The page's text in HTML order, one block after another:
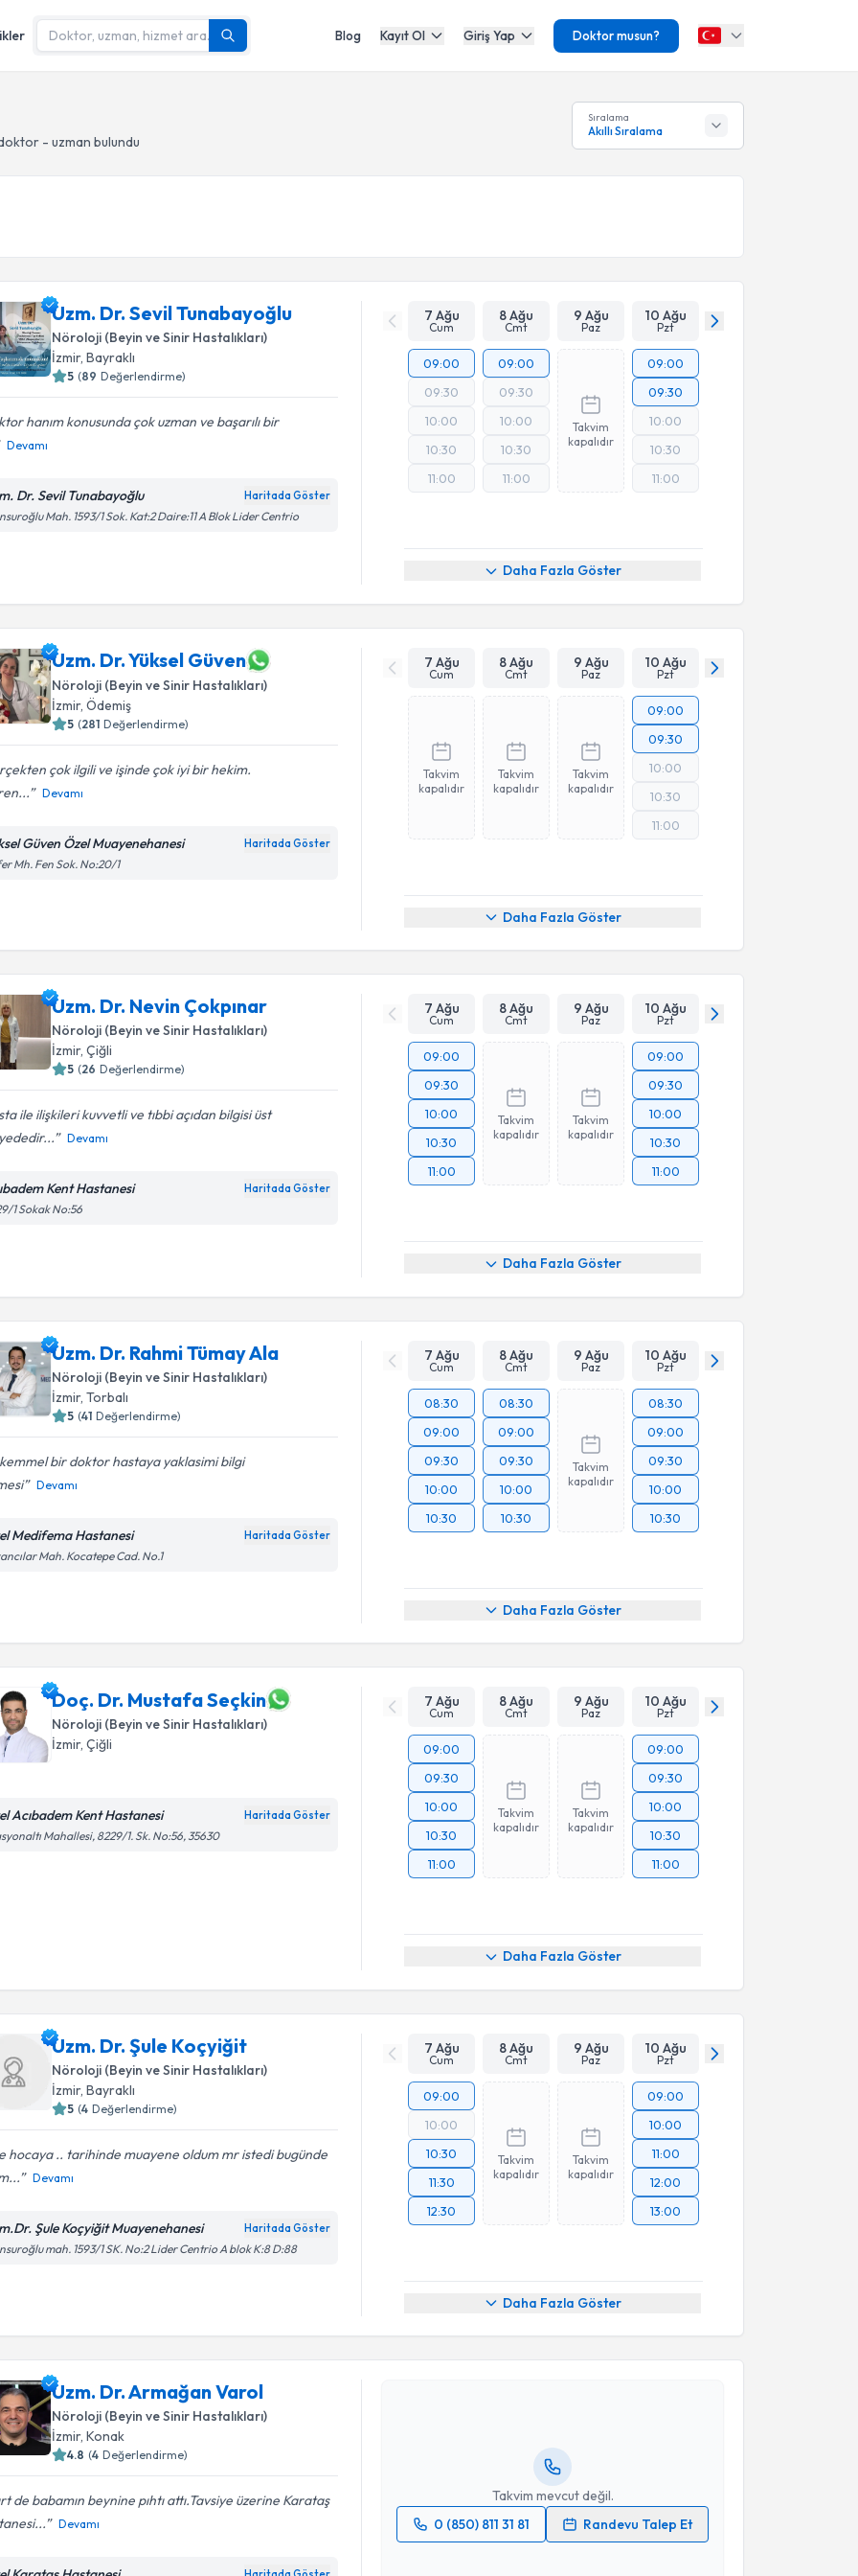
Blog Kayıt Ol Giriş Yap Doktor musun?
- uzman bulundu
Sıralama
Akıllı Sıralama
Uzm. Dr. Sevil Tunabayoğlu
Nöroloji (Beyin ve Sinir Hastalıkları)
İzmir, Bayraklı
5 (89 Değerlendirme)
hanım konusunda çok uzman ve başarılı bir
Devamı
Dr. Sevil Tunabayoğlu Haritada Göster
Mah. 1593/1 Sok. Kat:2 Daire:11 A Blok Lider Centrio
7 Ağu
Cum
8 Ağu
Cmt
9 Ağu
Paz
10 Ağu
Pzt
09:00
09:30
10:00
10:30
11:00
09:00
09:30
10:00
10:30
11:00
Takvim
kapalıdır
09:00
09:30
10:00
10:30
11:00
Daha Fazla Göster
Uzm. Dr. Yüksel Güven
Nöroloji (Beyin ve Sinir Hastalıkları)
İzmir, Ödemiş
5 (281 Değerlendirme)
çok ilgili ve işinde çok iyi bir hekim.
Devamı
Güven Özel Muayenehanesi Haritada Göster
Mh. Fen Sok. No:20/1
7 Ağu
Cum
8 Ağu
Cmt
9 Ağu
Paz
10 Ağu
Pzt
Takvim
kapalıdır
Takvim
kapalıdır
Takvim
kapalıdır
09:00
09:30
10:00
10:30
11:00
Daha Fazla Göster
Uzm. Dr. Nevin Çokpınar
Nöroloji (Beyin ve Sinir Hastalıkları)
İzmir, Çiğli
5 (26 Değerlendirme)
ile ilişkileri kuvvetli ve tıbbi açıdan bilgisi üst
Devamı
Kent Hastanesi Haritada Göster
1 Sokak No:56
7 Ağu
Cum
8 Ağu
Cmt
9 Ağu
Paz
10 Ağu
Pzt
09:00
09:30
10:00
10:30
11:00
Takvim
kapalıdır
Takvim
kapalıdır
09:00
09:30
10:00
10:30
11:00
Daha Fazla Göster
Uzm. Dr. Rahmi Tümay Ala
Nöroloji (Beyin ve Sinir Hastalıkları)
İzmir, Torbalı
5 (41 Değerlendirme)
bir doktor hastaya yaklasimi bilgi
Devamı
Medifema Hastanesi Haritada Göster
Mah. Kocatepe Cad. No.1
7 Ağu
Cum
8 Ağu
Cmt
9 Ağu
Paz
10 Ağu
Pzt
08:30
09:00
09:30
10:00
10:30
08:30
09:00
09:30
10:00
10:30
Takvim
kapalıdır
08:30
09:00
09:30
10:00
10:30
Daha Fazla Göster
Doç. Dr. Mustafa Seçkin
Nöroloji (Beyin ve Sinir Hastalıkları)
İzmir, Çiğli
Acıbadem Kent Hastanesi Haritada Göster
Mahallesi, 8229/1. Sk. No:56, 35630
7 Ağu
Cum
8 Ağu
Cmt
9 Ağu
Paz
10 Ağu
Pzt
09:00
09:30
10:00
10:30
11:00
Takvim
kapalıdır
Takvim
kapalıdır
09:00
09:30
10:00
10:30
11:00
Daha Fazla Göster
Uzm. Dr. Şule Koçyiğit
Nöroloji (Beyin ve Sinir Hastalıkları)
İzmir, Bayraklı
5 (4 Değerlendirme)
hocaya .. tarihinde muayene oldum mr istedi bugünde
Devamı
Şule Koçyiğit Muayenehanesi Haritada Göster
mah. 1593/1 SK. No:2 Lider Centrio A blok K:8 D:88
7 Ağu
Cum
8 Ağu
Cmt
9 Ağu
Paz
10 Ağu
Pzt
09:00
10:00
10:30
11:30
12:30
Takvim
kapalıdır
Takvim
kapalıdır
09:00
10:00
11:00
12:00
13:00
Daha Fazla Göster
Uzm. Dr. Armağan Varol
Nöroloji (Beyin ve Sinir Hastalıkları)
İzmir, Konak
4.8 (4 Değerlendirme)
de babamın beynine pıhtı attı.Tavsiye üzerine Karataş
Devamı
Takvim mevcut değil.
0 (850) 811 31 81
Randevu Talep Et
Randevu Takvimi Talebi
Uzm. Dr. Armağan Varol